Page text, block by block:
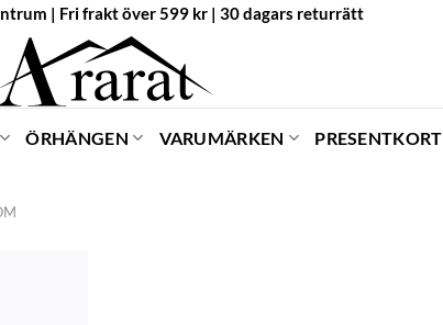
| Fri frakt över 599 kr | 30 dagars returrätt
ÖRHÄNGEN VARUMÄRKEN PRESENTKORT